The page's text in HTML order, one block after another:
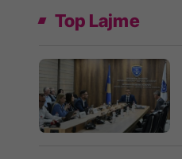
Top Lajme